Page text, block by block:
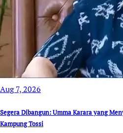
Aug 7, 2026
Segera Dibangun: Umma Karara yang
Kampung Tossi